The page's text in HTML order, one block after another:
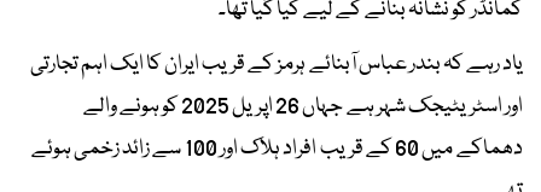
کمانڈر کو نشانہ بنانے کے لیے کیا گیا تھا۔
یاد رہے کہ بندر عباس آبنائے ہرمز کے قریب ایران کا ایک اہم تجارتی
اور اسٹریٹیجک شہر ہے جہاں 26 اپریل 2025 کو ہونے والے
دھماکے میں 60 کے قریب افراد ہلاک اور 100 سے زائد زخمی ہوئے